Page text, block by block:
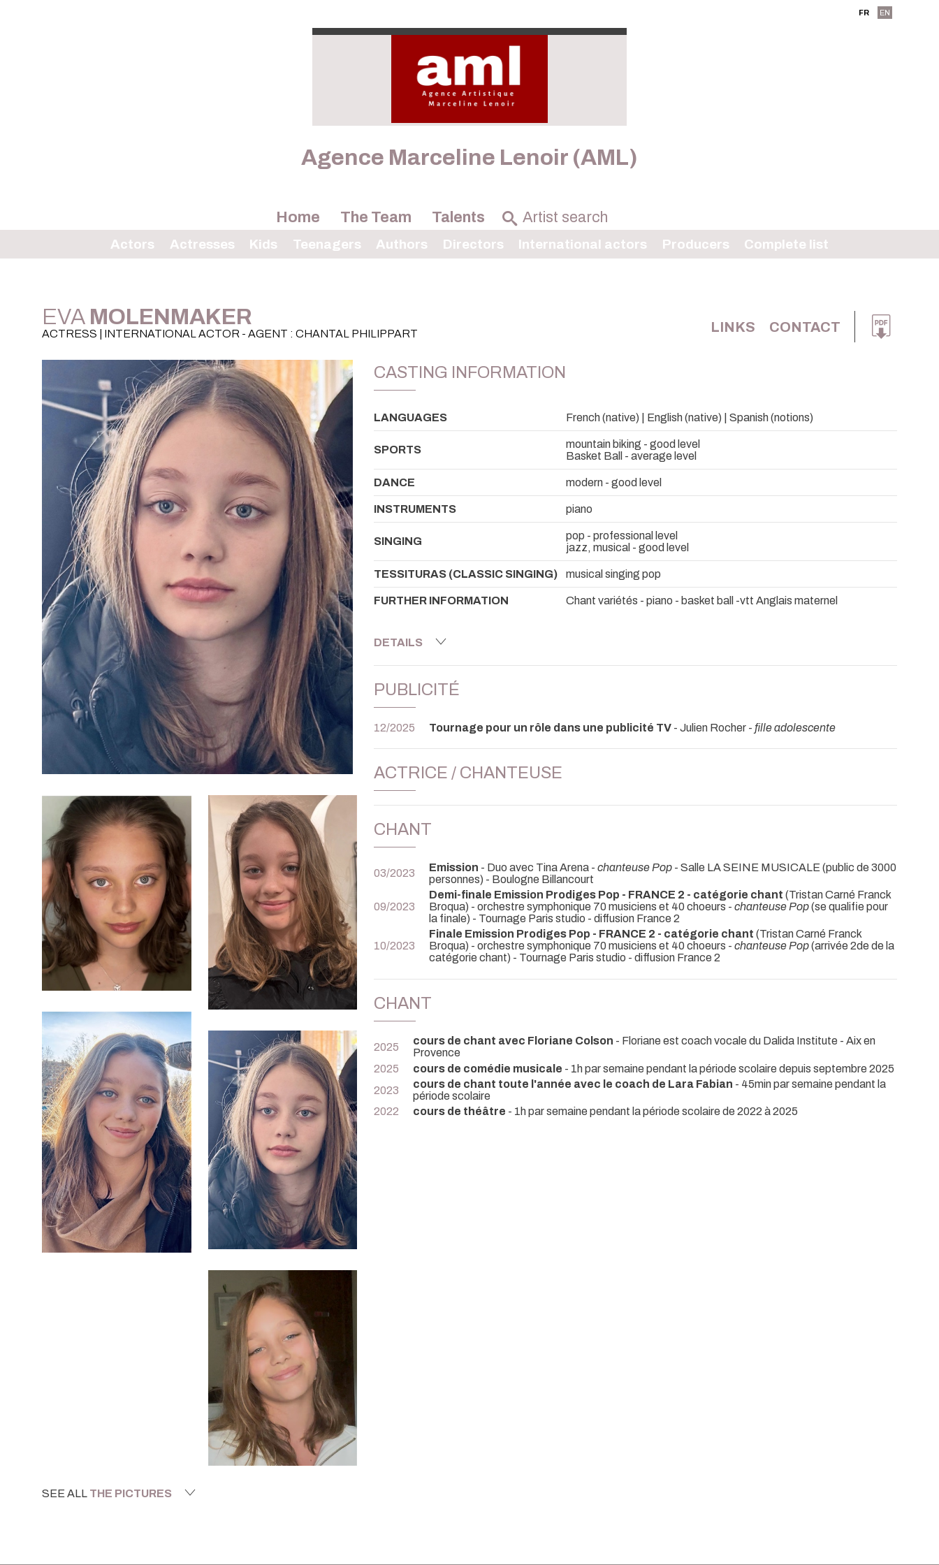
FR EN
Agence Marceline Lenoir (AML)
Home The Team Talents
Actors Actresses Kids Teenagers Authors Directors International actors Producers Complete list
EVA MOLENMAKER
ACTRESS | INTERNATIONAL ACTOR - AGENT : CHANTAL PHILIPPART LINKS CONTACT
SEE ALL THE PICTURES
CASTING INFORMATION
LANGUAGES French (native) | English (native) | Spanish (notions)
SPORTS
mountain biking - good level
Basket Ball - average level
DANCE modern - good level
INSTRUMENTS piano
SINGING
pop - professional level
jazz, musical - good level
TESSITURAS (CLASSIC SINGING) musical singing pop
FURTHER INFORMATION Chant variétés - piano - basket ball -vtt Anglais maternel
DETAILS
PUBLICITÉ
12/2025 Tournage pour un rôle dans une publicité TV - Julien Rocher - fille adolescente
ACTRICE / CHANTEUSE
CHANT
03/2023 Emission - Duo avec Tina Arena - chanteuse Pop - Salle LA SEINE MUSICALE (public de 3000
personnes) - Boulogne Billancourt
09/2023
Demi-finale Emission Prodiges Pop - FRANCE 2 - catégorie chant (Tristan Carné Franck
Broqua) - orchestre symphonique 70 musiciens et 40 choeurs - chanteuse Pop(se qualifie pour
la finale) - Tournage Paris studio - diffusion France 2
10/2023
Finale Emission Prodiges Pop - FRANCE 2 - catégorie chant (Tristan Carné Franck
Broqua) - orchestre symphonique 70 musiciens et 40 choeurs - chanteuse Pop(arrivée 2de de la
catégorie chant) - Tournage Paris studio - diffusion France 2
CHANT
2025 cours de chant avec Floriane Colson - Floriane est coach vocale du Dalida Institute - Aix en
Provence
2025
cours de comédie musicale - 1h par semaine pendant la période scolaire depuis septembre 2025
2023
cours de chant toute l'année avec le coach de Lara Fabian - 45min par semaine pendant la
période scolaire
2022
cours de théâtre - 1h par semaine pendant la période scolaire de 2022 à 2025